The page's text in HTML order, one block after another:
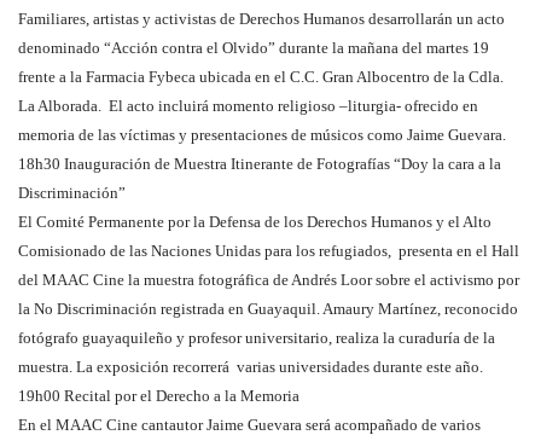
Familiares, artistas y activistas de Derechos Humanos desarrollarán un acto
denominado “Acción contra el Olvido” durante la mañana del martes 19
frente a la Farmacia Fybeca ubicada en el C.C. Gran Albocentro de la Cdla.
La Alborada. El acto incluirá momento religioso –liturgia- ofrecido en
memoria de las víctimas y presentaciones de músicos como Jaime Guevara.
18h30 Inauguración de Muestra Itinerante de Fotografías “Doy la cara a la
Discriminación”
El Comité Permanente por la Defensa de los Derechos Humanos y el Alto
Comisionado de las Naciones Unidas para los refugiados, presenta en el Hall
del MAAC Cine la muestra fotográfica de Andrés Loor sobre el activismo por
la No Discriminación registrada en Guayaquil. Amaury Martínez, reconocido
fotógrafo guayaquileño y profesor universitario, realiza la curaduría de la
muestra. La exposición recorrerá varias universidades durante este año.
19h00 Recital por el Derecho a la Memoria
En el MAAC Cine cantautor Jaime Guevara será acompañado de varios